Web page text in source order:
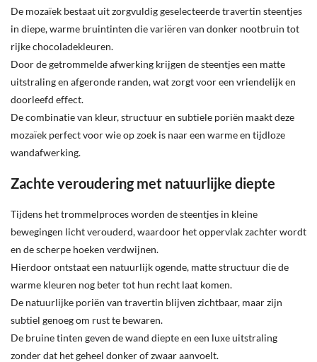
De mozaïek bestaat uit zorgvuldig geselecteerde travertin steentjes
in diepe, warme bruintinten die variëren van donker nootbruin tot
rijke chocoladekleuren.
Door de getrommelde afwerking krijgen de steentjes een matte
uitstraling en afgeronde randen, wat zorgt voor een vriendelijk en
doorleefd effect.
De combinatie van kleur, structuur en subtiele poriën maakt deze
mozaïek perfect voor wie op zoek is naar een warme en tijdloze
wandafwerking.
Zachte veroudering met natuurlijke diepte
Tijdens het trommelproces worden de steentjes in kleine
bewegingen licht verouderd, waardoor het oppervlak zachter wordt
en de scherpe hoeken verdwijnen.
Hierdoor ontstaat een natuurlijk ogende, matte structuur die de
warme kleuren nog beter tot hun recht laat komen.
De natuurlijke poriën van travertin blijven zichtbaar, maar zijn
subtiel genoeg om rust te bewaren.
De bruine tinten geven de wand diepte en een luxe uitstraling
zonder dat het geheel donker of zwaar aanvoelt.